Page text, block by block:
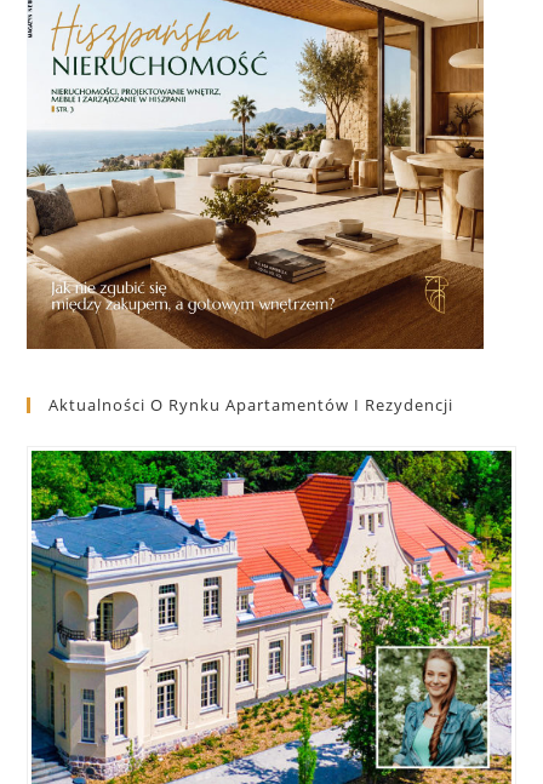
Aktualności O Rynku Apartamentów I Rezydencji